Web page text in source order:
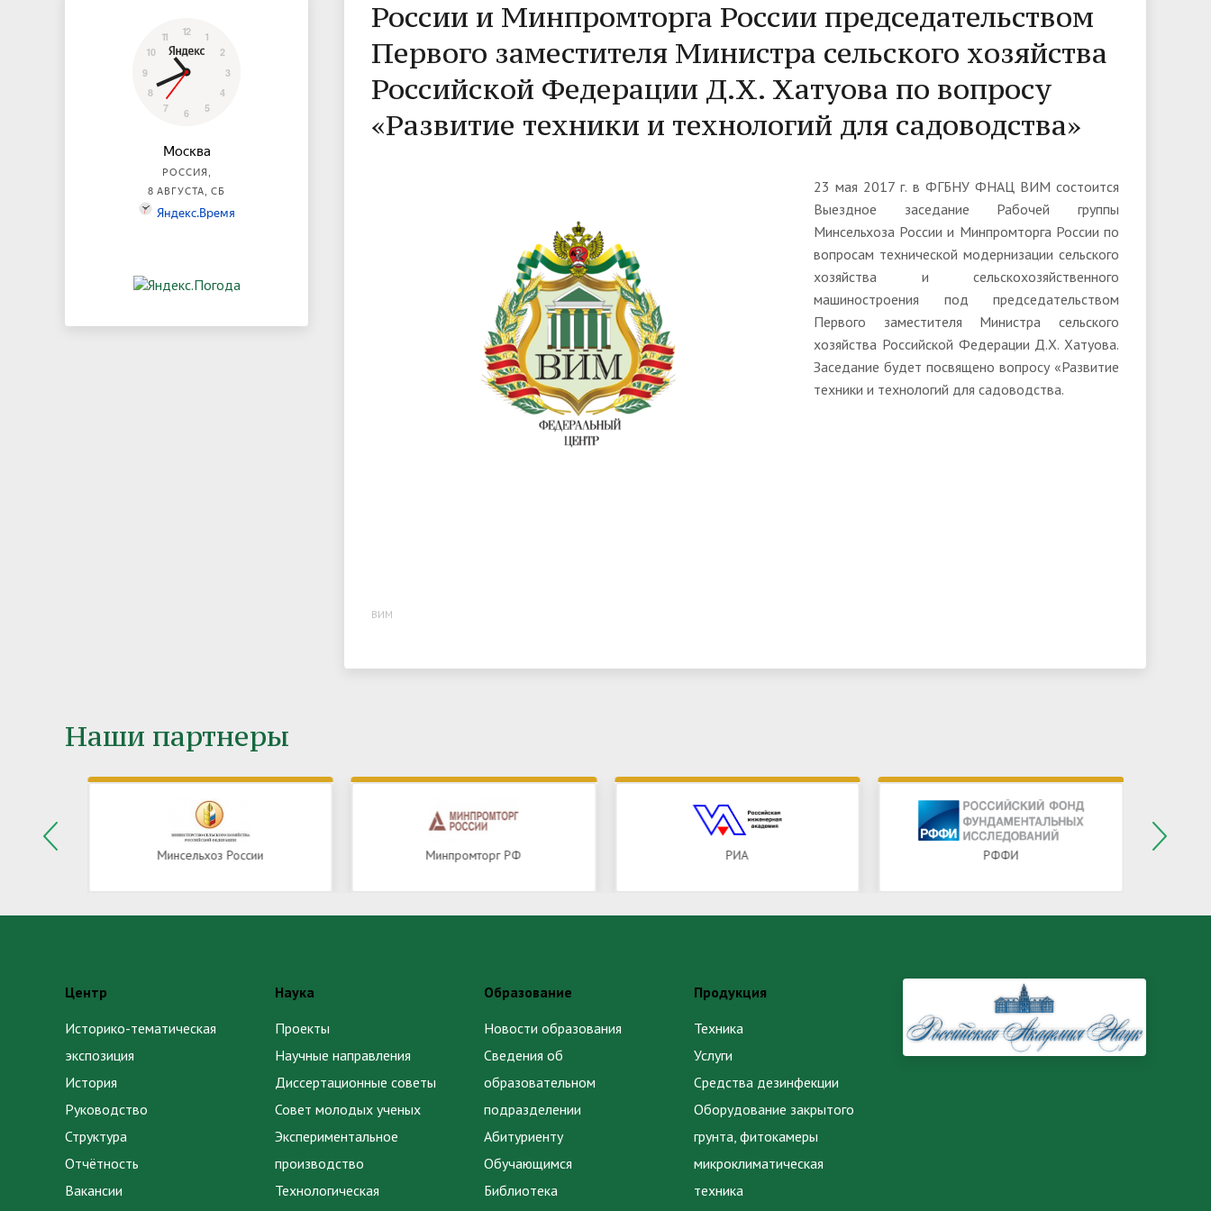
России и Минпромторга России председательством
Первого заместителя Министра сельского хозяйства
Российской Федерации Д.Х. Хатуова по вопросу
«Развитие техники и технологий для садоводства»
23 мая 2017 г. в ФГБНУ ФНАЦ ВИМ состоится
Выездное заседание Рабочей группы
Минсельхоза России и Минпромторга России по
вопросам технической модернизации сельского
хозяйства и сельскохозяйственного
машиностроения под председательством
Первого заместителя Министра сельского
хозяйства Российской Федерации Д.Х. Хатуова.
Заседание будет посвящено вопросу «Развитие
техники и технологий для садоводства.
ВИМ
Наши партнеры
Минсельхоз России Минпромторг РФ РИА РФФИ
Центр
Историко-тематическая
экспозиция
История
Руководство
Структура
Отчётность
Вакансии
Наука
Проекты
Научные направления
Диссертационные советы
Совет молодых ученых
Экспериментальное
производство
Технологическая
Образование
Новости образования
Сведения об
образовательном
подразделении
Абитуриенту
Обучающимся
Библиотека
Продукция
Техника
Услуги
Средства дезинфекции
Оборудование закрытого
грунта, фитокамеры
микроклиматическая
техника